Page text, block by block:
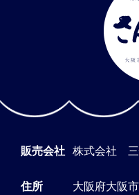
販売会社 株式会社
住所 大阪府大阪